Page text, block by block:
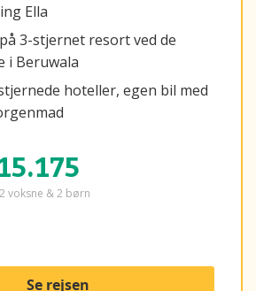
Ella
3-stjernet resort ved de
i Beruwala
hoteller, egen bil med
voksne & 2 børn
Se rejsen